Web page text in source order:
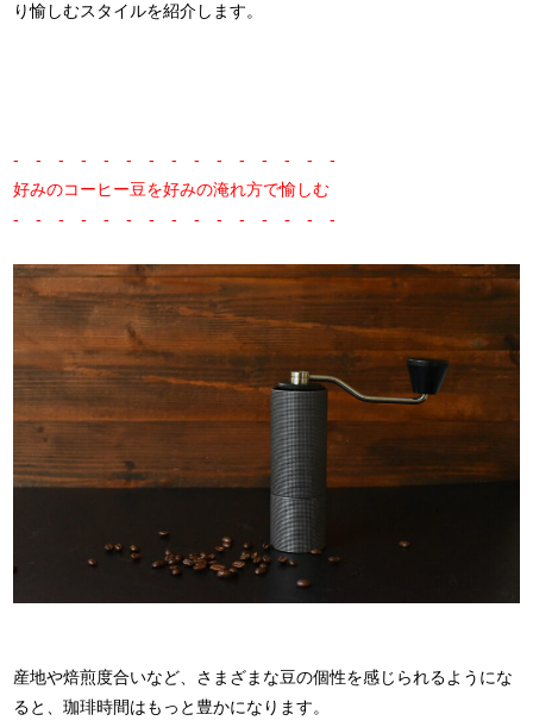
り愉しむスタイルを紹介します。
- - - - - - - - - - - - - - -
好みのコーヒー豆を好みの淹れ方で愉しむ
- - - - - - - - - - - - - - -
産地や焙煎度合いなど、さまざまな豆の個性を感じられるようにな
ると、珈琲時間はもっと豊かになります。